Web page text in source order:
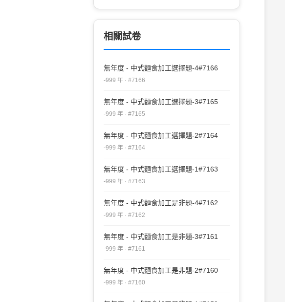
相關試卷
無年度 - 中式麵食加工選擇題-4#7166
-999 年 · #7166
無年度 - 中式麵食加工選擇題-3#7165
-999 年 · #7165
無年度 - 中式麵食加工選擇題-2#7164
-999 年 · #7164
無年度 - 中式麵食加工選擇題-1#7163
-999 年 · #7163
無年度 - 中式麵食加工是非題-4#7162
-999 年 · #7162
無年度 - 中式麵食加工是非題-3#7161
-999 年 · #7161
無年度 - 中式麵食加工是非題-2#7160
-999 年 · #7160